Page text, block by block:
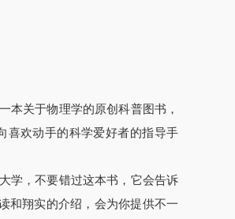
关于物理学的原创科普图书，
喜欢动手的科学爱好者的指导手
学，不要错过这本书，它会告诉
和翔实的介绍，会为你提供不一